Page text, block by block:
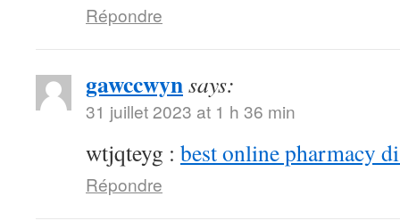
Répondre
gawccwynsays:
31 juillet 2023 at 1 h 36 min
wtjqteyg : best online pharmacy
Répondre